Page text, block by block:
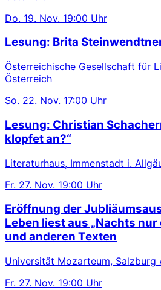
Do. 19. Nov. 19:00 Uhr
Lesung: Brita
Österreichische Gesellschaft für
Österreich
So. 22. Nov. 17:00 Uhr
Lesung: Christian
klopfet an?“
Literaturhaus, Immenstadt i.
Fr. 27. Nov. 19:00 Uhr
Eröffnung der
Leben liest aus „Nachts nur
und anderen Texten
Universität Mozarteum, Salzburg
Fr. 27. Nov. 19:00 Uhr